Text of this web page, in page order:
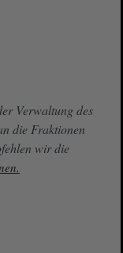
Verwaltung des
die Fraktionen
wir die